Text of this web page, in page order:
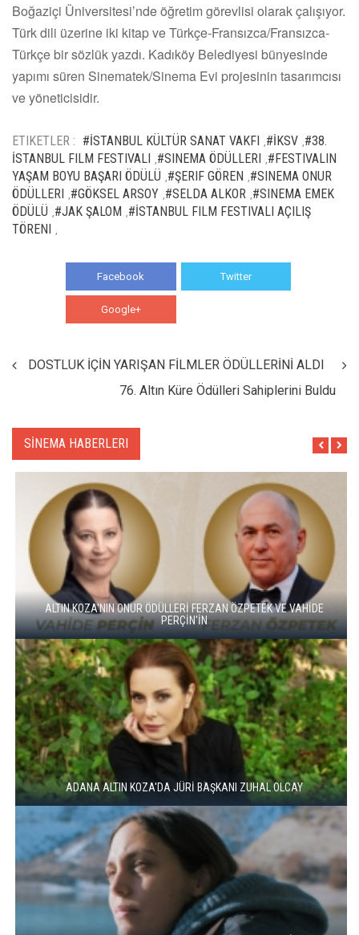
Boğaziçi Üniversitesi’nde öğretim görevlisi olarak çalışıyor.
Türk dili üzerine iki kitap ve Türkçe-Fransızca/Fransızca-
Türkçe bir sözlük yazdı. Kadıköy Belediyesi bünyesinde
yapımı süren Sinematek/Sinema Evi projesinin tasarımcısı
ve yöneticisidir.
ETIKETLER : #İSTANBUL KÜLTÜR SANAT VAKFI #İKSV #38.
İSTANBUL FILM FESTIVALI #SINEMA ÖDÜLLERI #FESTIVALIN
YAŞAM BOYU BAŞARI ÖDÜLÜ #ŞERIF GÖREN #SINEMA ONUR
ÖDÜLLERI #GÖKSEL ARSOY #SELDA ALKOR #SINEMA EMEK
ÖDÜLÜ #JAK ŞALOM #İSTANBUL FILM FESTIVALI AÇILIŞ
TÖRENI
Facebook Twitter
Google+
DOSTLUK İÇİN YARIŞAN FİLMLER ÖDÜLLERİNİ ALDI
76. Altın Küre Ödülleri Sahiplerini Buldu
SİNEMA HABERLERI
ALTIN KOZA'NIN ONUR ÖDÜLLERİ FERZAN ÖZPETEK VE VAHİDE
PERÇİN'İN
ADANA ALTIN KOZA'DA JÜRİ BAŞKANI ZUHAL OLCAY